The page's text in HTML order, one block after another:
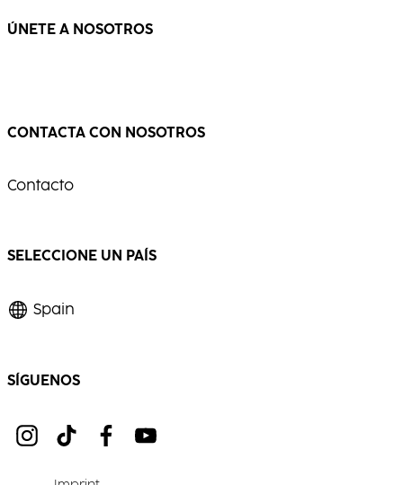
ÚNETE A NOSOTROS
CONTACTA CON NOSOTROS
Contacto
SELECCIONE UN PAÍS
Spain
SÍGUENOS